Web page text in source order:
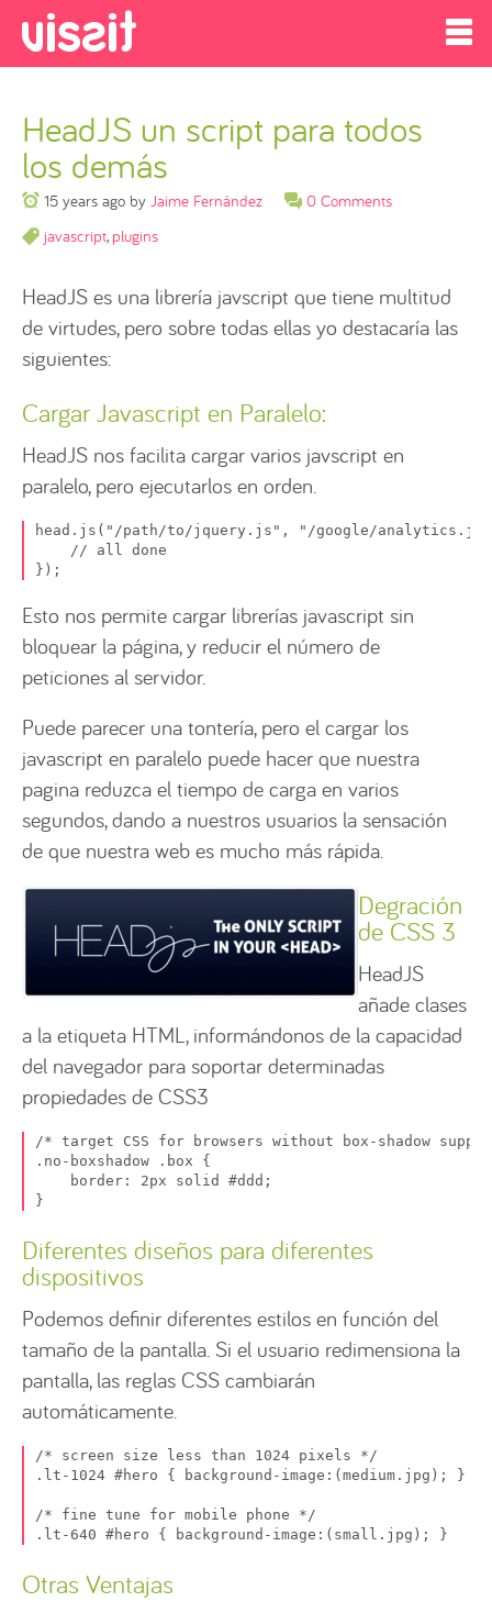
HeadJS un script para todos
los demás
15 years ago by Jaime Fernández
0 Comments
javascript, plugins
HeadJS es una librería javscript que tiene multitud
de virtudes, pero sobre todas ellas yo destacaría las
siguientes:
Cargar Javascript en Paralelo:
HeadJS nos facilita cargar varios javscript en
paralelo, pero ejecutarlos en orden.
head.js("/path/to/jquery.js", "/google/
    // all done
});
Esto nos permite cargar librerías javascript sin
bloquear la página, y reducir el número de
peticiones al servidor.
Puede parecer una tontería, pero el cargar los
javascript en paralelo puede hacer que nuestra
pagina reduzca el tiempo de carga en varios
segundos, dando a nuestros usuarios la sensación
de que nuestra web es mucho más rápida.
Degración
de CSS 3
HeadJS
añade clases
a la etiqueta HTML, informándonos de la capacidad
del navegador para soportar determinadas
propiedades de CSS3
/* target CSS for browsers without box-shadow
.no-boxshadow .box {
    border: 2px solid #ddd;
}
Diferentes diseños para diferentes
dispositivos
Podemos definir diferentes estilos en función del
tamaño de la pantalla. Si el usuario redimensiona la
pantalla, las reglas CSS cambiarán
automáticamente.
/* screen size less than 1024 pixels */
.lt-1024 #hero { background-image:(medium.jpg); }
/* fine tune for mobile phone */
.lt-640 #hero { background-image:(small.jpg); }
Otras Ventajas